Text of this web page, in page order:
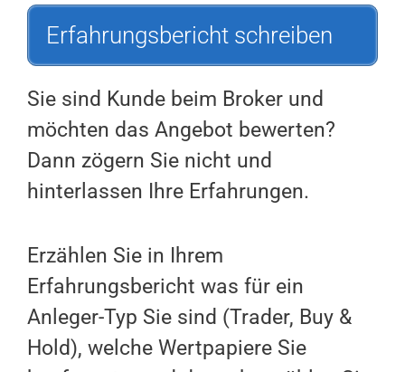
Erfahrungsbericht schreiben
Sie sind Kunde beim Broker und
möchten das Angebot bewerten?
Dann zögern Sie nicht und
hinterlassen Ihre Erfahrungen.
Erzählen Sie in Ihrem
Erfahrungsbericht was für ein
Anleger-Typ Sie sind (Trader, Buy &
Hold), welche Wertpapiere Sie